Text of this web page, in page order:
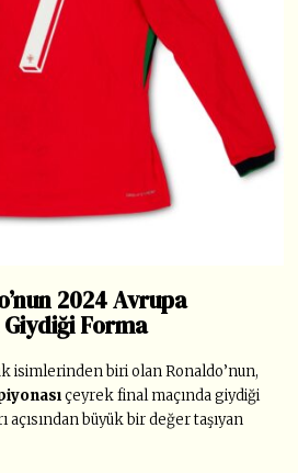
2024 Avrupa
Giydiği Forma
isimlerinden biri olan Ronaldo’nun,
çeyrek final maçında giydiği
büyük bir değer taşıyan